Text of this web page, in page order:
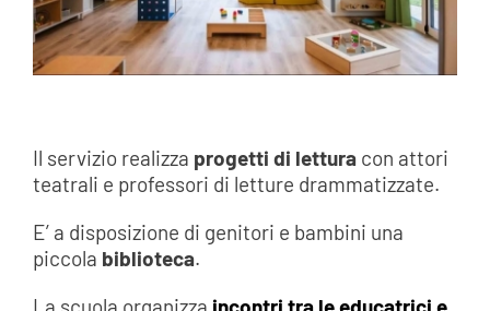
Il servizio realizza progetti di letturacon attori
teatrali e professori di letture drammatizzate.
E’ a disposizione di genitori e bambini una
piccola biblioteca.
La scuola organizza incontri tra le educatrici e